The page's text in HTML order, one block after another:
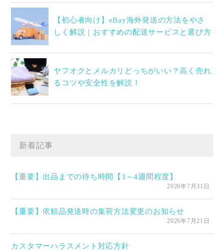
【初心者向け】eBay海外発送の方法をやさ
しく解説｜おすすめの配送サービスと選び方
ヤフオクとメルカリどっちがいい？高く売れ
るコツや安全性を解説！
新着記事
【重要】出品までの待ち時間【3～4週間程度】
2026年7月31日
【重要】依頼品発送時の集荷方法変更のお知らせ
2026年7月21日
カスタマーハラスメント対応方針